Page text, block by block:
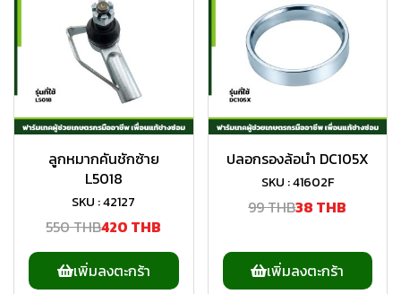
ลูกหมากคันชักซ้าย
L5018
SKU : 42127
550 THB420 THB
เพิ่มลงตะกร้า
ปลอกรองล้อนำ DC105X
SKU : 41602F
99 THB38 THB
เพิ่มลงตะกร้า